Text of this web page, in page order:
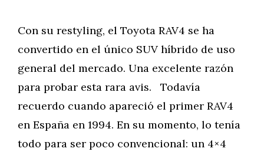
Con su restyling, el Toyota RAV4 se ha
convertido en el único SUV híbrido de uso
general del mercado. Una excelente razón
para probar esta rara avis. Todavía
recuerdo cuando apareció el primer RAV4
en España en 1994. En su momento, lo tenía
todo para ser poco convencional: un 4×4